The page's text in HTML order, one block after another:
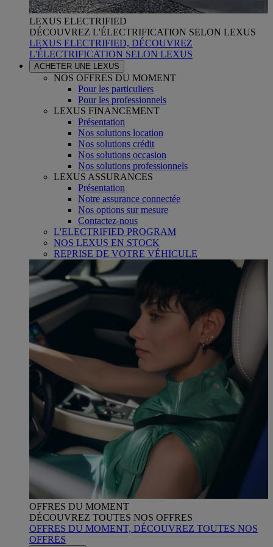
LEXUS ELECTRIFIED
DÉCOUVREZ L'ÉLECTRIFICATION SELON LEXUS
LEXUS ELECTRIFIED, DÉCOUVREZ
L'ÉLECTRIFICATION SELON LEXUS
ACHETER UNE LEXUS
NOS OFFRES DU MOMENT
Pour les particuliers
Pour les professionnels
LEXUS FINANCEMENT
Présentation
Nos solutions location
Nos solutions crédit
Nos solutions occasion
Nos solutions professionnels
LEXUS ASSURANCES
Présentation
Notre assurance connectée
Nos options sur mesure
Contactez-nous
L'ELECTRIFIED PROGRAM
NOS LEXUS EN STOCK
REPRISE DE VOTRE VÉHICULE
OFFRES DU MOMENT
DÉCOUVREZ TOUTES NOS OFFRES
OFFRES DU MOMENT, DÉCOUVREZ TOUTES NOS
OFFRES